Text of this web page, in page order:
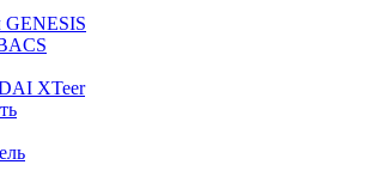
GENESIS
XTeer